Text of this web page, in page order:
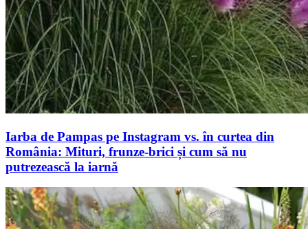
Iarba de Pampas pe Instagram vs. în curtea din
România: Mituri, frunze-brici și cum să nu
putrezească la iarnă